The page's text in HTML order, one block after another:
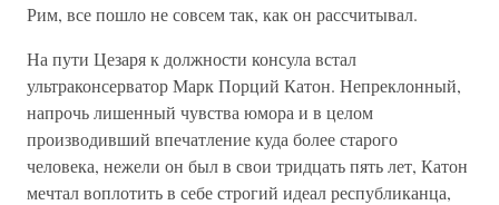
Рим, все пошло не совсем так, как он рассчитывал.
На пути Цезаря к должности консула встал
ультраконсерватор Марк Порций Катон. Непреклонный,
напрочь лишенный чувства юмора и в целом
производивший впечатление куда более старого
человека, нежели он был в свои тридцать пять лет, Катон
мечтал воплотить в себе строгий идеал республиканца,